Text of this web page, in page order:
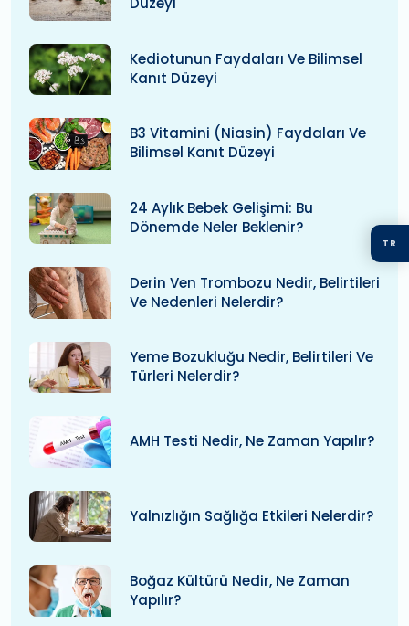
TR
Kediotunun Faydaları Ve Bilimsel
Kanıt Düzeyi
B3 Vitamini (niasin) Faydaları Ve
Bilimsel Kanıt Düzeyi
24 Aylık Bebek Gelişimi: Bu
Dönemde Neler Beklenir?
Derin Ven Trombozu Nedir, Belirtileri
Ve Nedenleri Nelerdir?
Yeme Bozukluğu Nedir, Belirtileri Ve
Türleri Nelerdir?
AMH Testi Nedir, Ne Zaman Yapılır?
Yalnızlığın Sağlığa Etkileri Nelerdir?
Boğaz Kültürü Nedir, Ne Zaman
Yapılır?